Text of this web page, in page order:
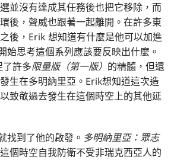
並沒有達成其任務後也把它移除，而
後，聲威也跟著一起離開。在許多東
後，Erik 想知道有什麼是他可以加進
始思考這個系列應該要反映出什麼。
了許多限量版（第一版） 的精髓，但還
生在多明納里亞。Erik想知道這次造
致敬過去發生在這個時空上的其他延
找到了他的啟發。 多明納里亞：眾志
個時空自我防衛不受非瑞克西亞人的